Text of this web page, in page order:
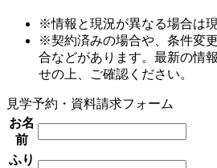
※情報と現況が異なる場合は
※契約済みの場合や、条件変
合などがあります。最新の情
せの上、ご確認ください。
見学予約・資料請求フォーム
お名
前
ふり